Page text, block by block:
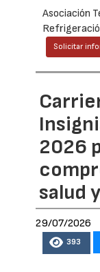
Asociación
Solicitar
2026
salud
29/07/2026
393